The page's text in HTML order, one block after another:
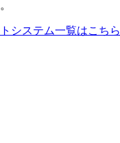
システム一覧はこちら